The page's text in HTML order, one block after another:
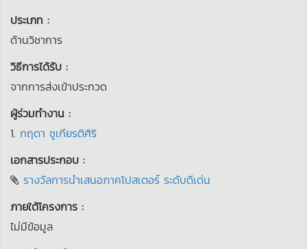
ประเภท :
ด้านวิชาการ
วิธีการได้รับ :
จากการส่งเข้าประกวด
ผู้ร่วมทำงาน :
1. กฤดา ชูเกียรติศิริ
เอกสารประกอบ :
รางวัลการนำเสนอภาคโปสเตอร์ ระดับดีเด่น
ภายใต้โครงการ :
ไม่มีข้อมูล